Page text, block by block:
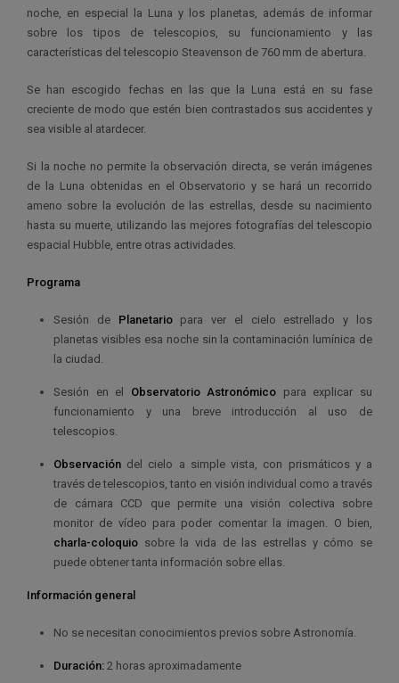
noche, en especial la Luna y los planetas, además de informar
sobre los tipos de telescopios, su funcionamiento y las
características del telescopio Steavenson de 760 mm de abertura.
Se han escogido fechas en las que la Luna está en su fase
creciente de modo que estén bien contrastados sus accidentes y
sea visible al atardecer.
Si la noche no permite la observación directa, se verán imágenes
de la Luna obtenidas en el Observatorio y se hará un recorrido
ameno sobre la evolución de las estrellas, desde su nacimiento
hasta su muerte, utilizando las mejores fotografías del telescopio
espacial Hubble, entre otras actividades.
Programa
Sesión de Planetariopara ver el cielo estrellado y los
planetas visibles esa noche sin la contaminación lumínica de
la ciudad.
Sesión en el Observatorio Astronómico para explicar su
funcionamiento y una breve introducción al uso de
telescopios.
Observación del cielo a simple vista, con prismáticos y a
través de telescopios, tanto en visión individual como a través
de cámara CCD que permite una visión colectiva sobre
monitor de vídeo para poder comentar la imagen. O bien,
charla-coloquio sobre la vida de las estrellas y cómo se
puede obtener tanta información sobre ellas.
Información general
No se necesitan conocimientos previos sobre Astronomía.
Duración: 2 horas aproximadamente